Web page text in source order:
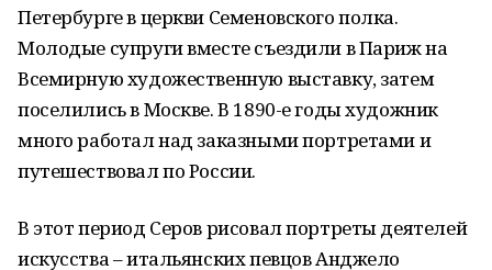
Петербурге в церкви Семеновского полка.
Молодые супруги вместе съездили в Париж на
Всемирную художественную выставку, затем
поселились в Москве. В 1890-е годы художник
много работал над заказными портретами и
путешествовал по России.
В этот период Серов рисовал портреты деятелей
искусства – итальянских певцов Анджело